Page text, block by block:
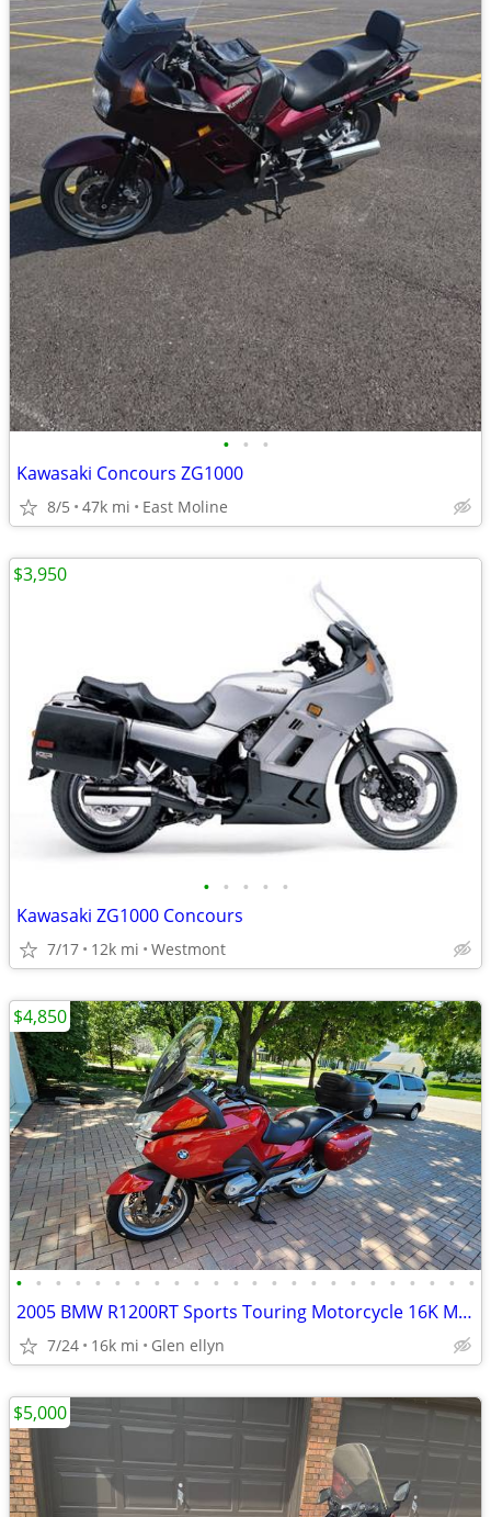
• • •
Kawasaki Concours ZG1000
8/5 47k mi East Moline
• • • • •
Kawasaki ZG1000 Concours
7/17 12k mi Westmont
$3,950
• • • • • • • • • • • • • • • • • • • • • • • •
2005 BMW R1200RT Sports Touring Motorcycle 16K Miles New Tires Options
7/24 16k mi Glen ellyn
$4,850
$5,000